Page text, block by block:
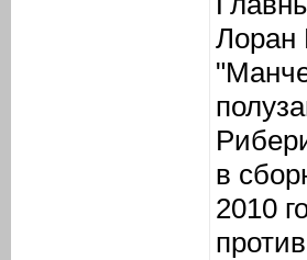
Лоран
в
2010